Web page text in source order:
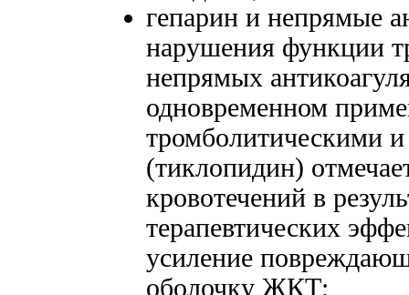
гепарин и непрямые
нарушения функции
непрямых
одновременном
тромболитическими
(тиклопидин)
кровотечений в
терапевтических
усиление
оболочку ЖКТ;